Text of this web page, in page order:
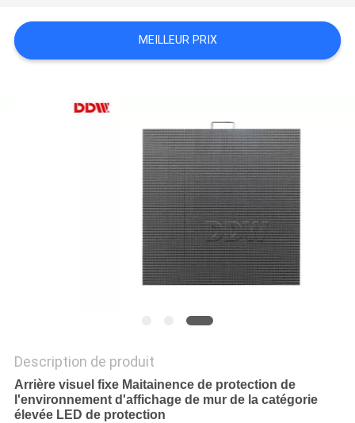
CASE
MEILLEUR PRIX
Description de produit
Arrière visuel fixe Maitainence de protection de
l'environnement d'affichage de mur de la catégorie
élevée LED de protection